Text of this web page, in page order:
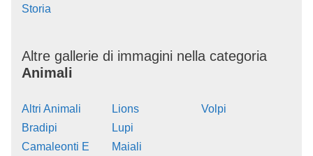
Storia
Altre gallerie di immagini nella categoria
Animali
Altri Animali
Bradipi
Camaleonti E
Lions
Lupi
Maiali
Volpi